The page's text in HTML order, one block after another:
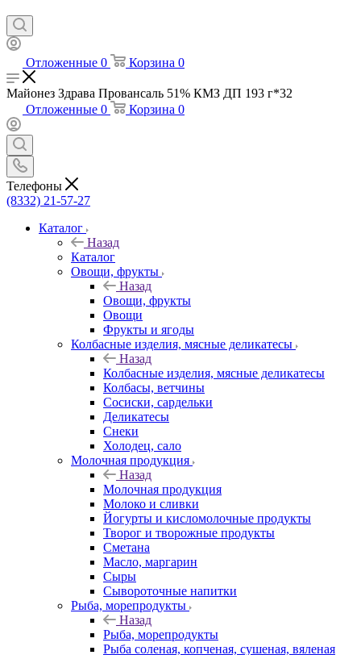
Отложенные 0 Корзина 0
Майонез Здрава Провансаль 51% КМЗ ДП 193 г*32
Отложенные 0 Корзина 0
Телефоны
(8332) 21-57-27
Каталог
Назад
Каталог
Овощи, фрукты
Назад
Овощи, фрукты
Овощи
Фрукты и ягоды
Колбасные изделия, мясные деликатесы
Назад
Колбасные изделия, мясные деликатесы
Колбасы, ветчины
Сосиски, сардельки
Деликатесы
Снеки
Холодец, сало
Молочная продукция
Назад
Молочная продукция
Молоко и сливки
Йогурты и кисломолочные продукты
Творог и творожные продукты
Сметана
Масло, маргарин
Сыры
Сывороточные напитки
Рыба, морепродукты
Назад
Рыба, морепродукты
Рыба соленая, копченая, сушеная, вяленая